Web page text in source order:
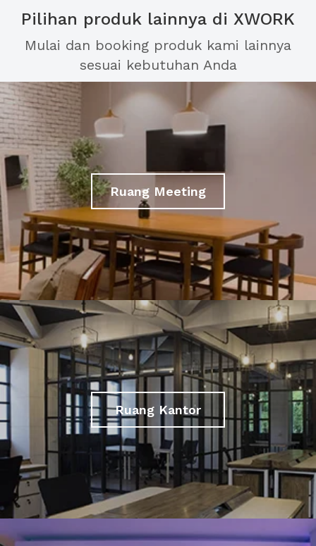
Pilihan produk lainnya di XWORK
Mulai dan booking produk kami lainnya
sesuai kebutuhan Anda
Ruang Meeting
Ruang Kantor